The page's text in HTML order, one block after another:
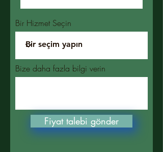
Bir Hizmet Seçin
Bize daha fazla bilgi verin
Fiyat talebi gönder